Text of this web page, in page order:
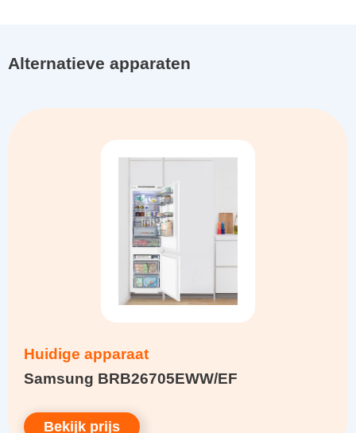
Alternatieve apparaten
Huidige apparaat
Samsung BRB26705EWW/EF
Bekijk prijs